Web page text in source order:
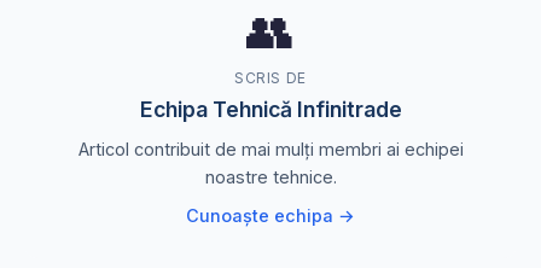
👥
SCRIS DE
Echipa Tehnică Infinitrade
Articol contribuit de mai mulți membri ai echipei
noastre tehnice.
Cunoaște echipa →